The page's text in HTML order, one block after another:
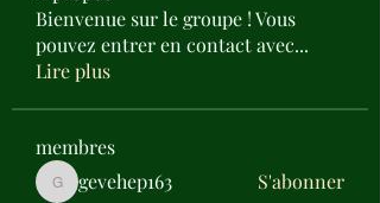
Bienvenue sur le groupe ! Vous
pouvez entrer en contact avec...
Lire plus
membres
gevehep163
gevehep163 S'abonner